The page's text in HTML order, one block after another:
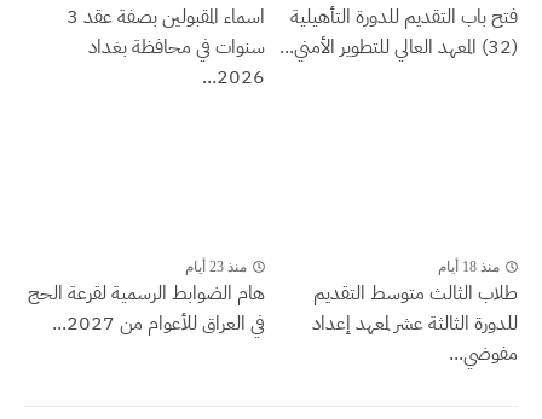
فتح باب التقديم للدورة التأهيلية
(32) المعهد العالي للتطوير الأمني...
اسماء المقبولين بصفة عقد 3
سنوات في محافظة بغداد
2026...
منذ 18 أيام
طلاب الثالث متوسط التقديم
للدورة الثالثة عشر لمعهد إعداد
مفوضي...
منذ 23 أيام
هام الضوابط الرسمية لقرعة الحج
في العراق للأعوام من 2027...